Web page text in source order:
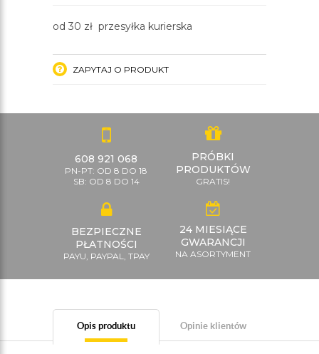
od 30 zł przesyłka kurierska
ZAPYTAJ O PRODUKT
608 921 068
PN-PT: OD 8 DO 18
SB: OD 8 DO 14
PRÓBKI
PRODUKTÓW
GRATIS!
BEZPIECZNE
PŁATNOŚCI
PAYU, PAYPAL, TPAY
24 MIESIĄCE
GWARANCJI
NA ASORTYMENT
Opis produktu Opinie klientów